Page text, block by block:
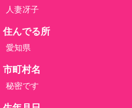
人妻冴子
住んでる所
愛知県
市町村名
秘密です